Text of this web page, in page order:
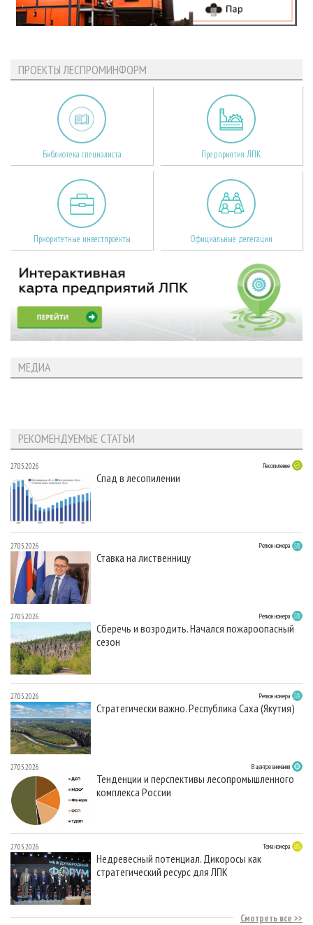
ПРОЕКТЫ ЛЕСПРОМИНФОРМ
Библиотека специалиста Предприятия ЛПК
Приоритетные инвестпроекты Официальные делегации
МЕДИА
РЕКОМЕНДУЕМЫЕ СТАТЬИ
27.05.2026 Лесопиление
Спад в лесопилении
27.05.2026 Регион номера
Ставка на лиственницу
27.05.2026 Регион номера
Сберечь и возродить. Начался пожароопасный
сезон
27.05.2026 Регион номера
Стратегически важно. Республика Саха (Якутия)
27.05.2026 В центре внимания
Тенденции и перспективы лесопромышленного
комплекса России
27.05.2026 Тема номера
Недревесный потенциал. Дикоросы как
стратегический ресурс для ЛПК
Смотреть все